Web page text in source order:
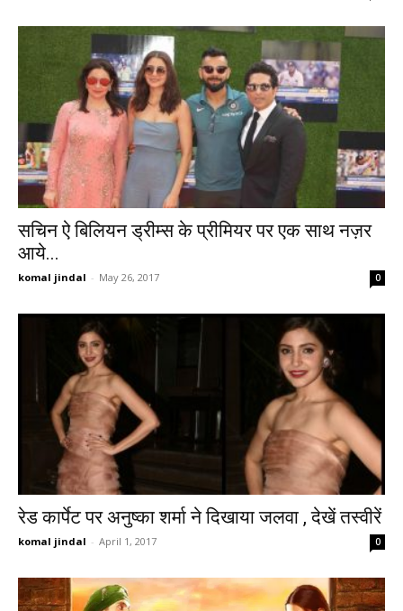
सचिन ऐ बिलियन ड्रीम्स के प्रीमियर पर एक साथ नज़र
आये...
komal jindal - May 26, 2017 0
रेड कार्पेट पर अनुष्का शर्मा ने दिखाया जलवा , देखें तस्वीरें
komal jindal - April 1, 2017 0